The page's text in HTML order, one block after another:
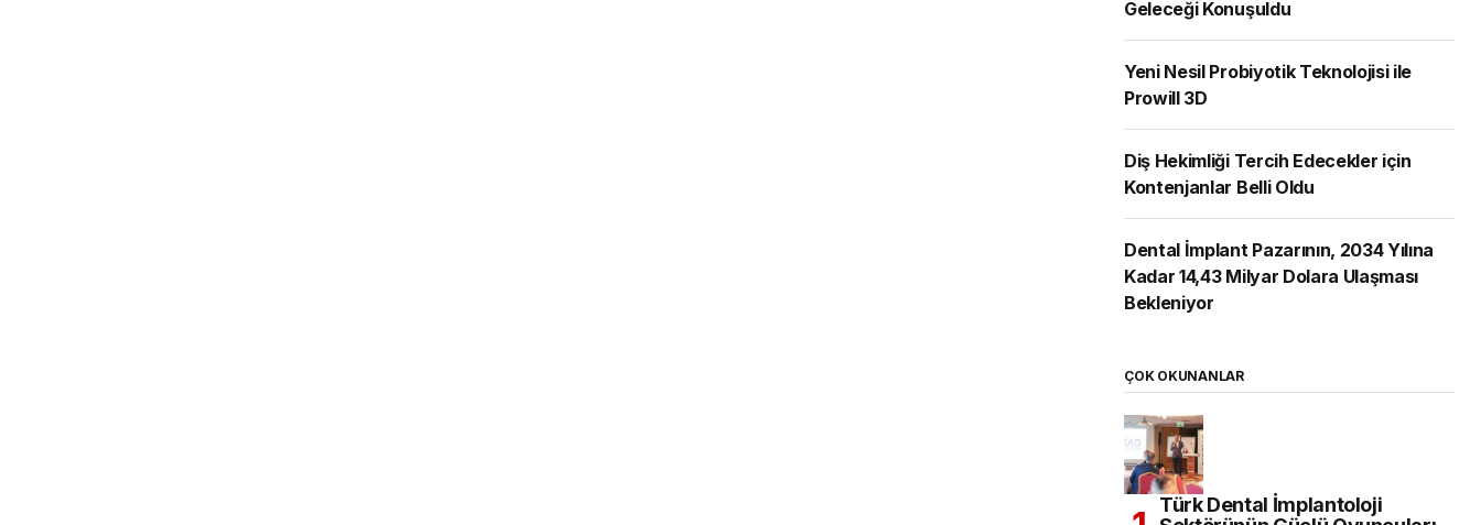
Geleceği Konuşuldu
Yeni Nesil Probiyotik Teknolojisi ile
Prowill 3D
Diş Hekimliği Tercih Edecekler için
Kontenjanlar Belli Oldu
Dental İmplant Pazarının, 2034 Yılına
Kadar 14,43 Milyar Dolara Ulaşması
Bekleniyor
ÇOK OKUNANLAR
Türk Dental İmplantoloji